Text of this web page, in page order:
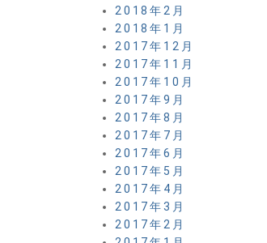
2018年2月
2018年1月
2017年12月
2017年11月
2017年10月
2017年9月
2017年8月
2017年7月
2017年6月
2017年5月
2017年4月
2017年3月
2017年2月